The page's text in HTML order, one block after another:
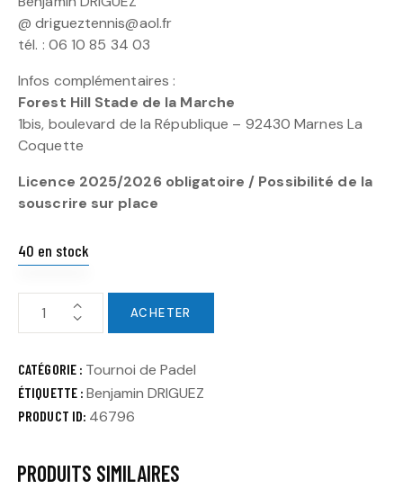
@ drigueztennis@aol.fr
tél. : 06 10 85 34 03
Infos complémentaires :
Forest Hill Stade de la Marche
1bis, boulevard de la République – 92430 Marnes La
Coquette
Licence 2025/2026 obligatoire / Possibilité de la
souscrire sur place
40 en stock
ACHETER
CATÉGORIE : Tournoi de Padel
ÉTIQUETTE :Benjamin DRIGUEZ
PRODUCT ID: 46796
PRODUITS SIMILAIRES